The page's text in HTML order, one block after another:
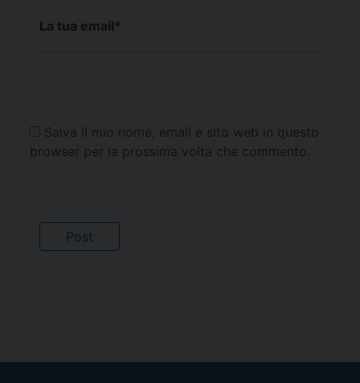
La tua email*
Salva il mio nome, email e sito web in questo
browser per la prossima volta che commento.